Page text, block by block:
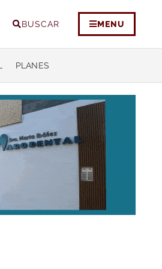
BUSCAR MENU
PLANES